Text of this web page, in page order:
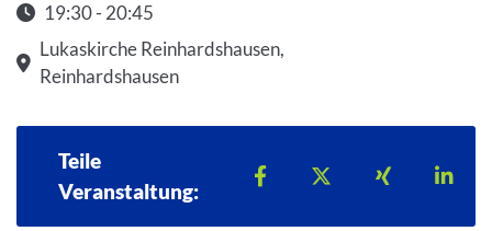
19:30 - 20:45
Startzeit: 19:30
Lukaskirche Reinhardshausen,
Reinhardshausen
Teile
Veranstaltung:
Teilen auf Facebook
Teilen auf X
Teilen auf